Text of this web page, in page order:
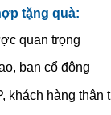
tặng quà:
quan trọng
ban cổ đông
khách hàng thân